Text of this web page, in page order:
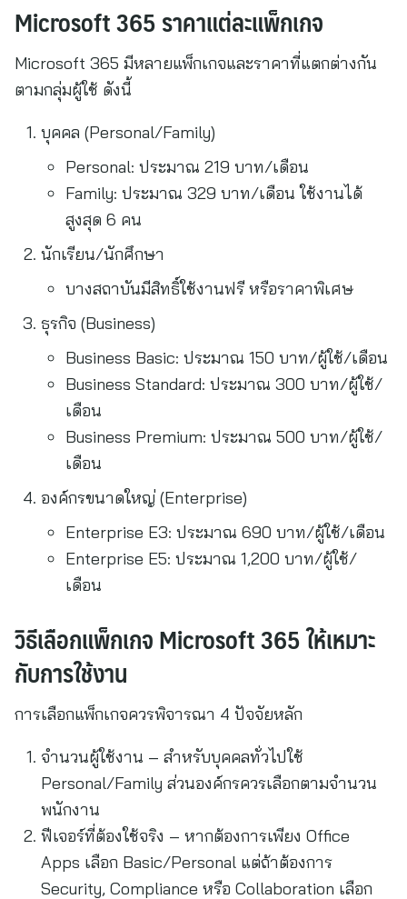
Microsoft 365 ราคาแต่ละแพ็กเกจ
Microsoft 365 มีหลายแพ็กเกจและราคาที่แตกต่างกัน
ตามกลุ่มผู้ใช้ ดังนี้
บุคคล (Personal/Family)
Personal: ประมาณ 219 บาท/เดือน
Family: ประมาณ 329 บาท/เดือน ใช้งานได้
สูงสุด 6 คน
นักเรียน/นักศึกษา
บางสถาบันมีสิทธิ์ใช้งานฟรี หรือราคาพิเศษ
ธุรกิจ (Business)
Business Basic: ประมาณ 150 บาท/ผู้ใช้/เดือน
Business Standard: ประมาณ 300 บาท/ผู้ใช้/
เดือน
Business Premium: ประมาณ 500 บาท/ผู้ใช้/
เดือน
องค์กรขนาดใหญ่ (Enterprise)
Enterprise E3: ประมาณ 690 บาท/ผู้ใช้/เดือน
Enterprise E5: ประมาณ 1,200 บาท/ผู้ใช้/
เดือน
วิธีเลือกแพ็กเกจ Microsoft 365 ให้เหมาะ
กับการใช้งาน
การเลือกแพ็กเกจควรพิจารณา 4 ปัจจัยหลัก
จำนวนผู้ใช้งาน – สำหรับบุคคลทั่วไปใช้
Personal/Family ส่วนองค์กรควรเลือกตามจำนวน
พนักงาน
ฟีเจอร์ที่ต้องใช้จริง – หากต้องการเพียง Office
Apps เลือก Basic/Personal แต่ถ้าต้องการ
Security, Compliance หรือ Collaboration เลือก